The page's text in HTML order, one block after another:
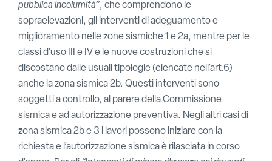
pubblica incolumità”, che comprendono le
sopraelevazioni, gli interventi di adeguamento e
miglioramento nelle zone sismiche 1 e 2a, mentre per le
classi d’uso III e IV e le nuove costruzioni che si
discostano dalle usuali tipologie (elencate nell’art.6)
anche la zona sismica 2b. Questi interventi sono
soggetti a controllo, al parere della Commissione
sismica e ad autorizzazione preventiva. Negli altri casi di
zona sismica 2b e 3 i lavori possono iniziare con la
richiesta e l’autorizzazione sismica è rilasciata in corso